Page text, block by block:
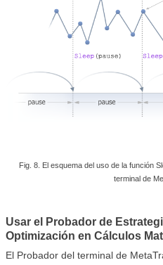
Fig. 8. El esquema del uso de la función
terminal de
Usar el Probador de
Optimización en Cálculos
El Probador del terminal de